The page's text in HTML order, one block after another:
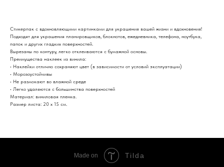
Стикерпак с вдохновляющими картинками для украшения вашей жизни и вдохновения!
Подходят для украшения планировщиков, блокнотов, ежедневника, телефона, ноутбука,
папок и других гладких поверхностей.
Вырезаны по контуру, легко отклеиваются с бумажной основы.
Преимущества наклеек из винила:
• Наклейки отлично сохраняют цвет (в зависимости от условий эксплуатации)
• Морозоустойчивы
• Не размокают во влажной среде
• Легко удаляются с большинства поверхностей
Материал: виниловая пленка.
Размер листа: 20 х 15 см.
Made on Tilda